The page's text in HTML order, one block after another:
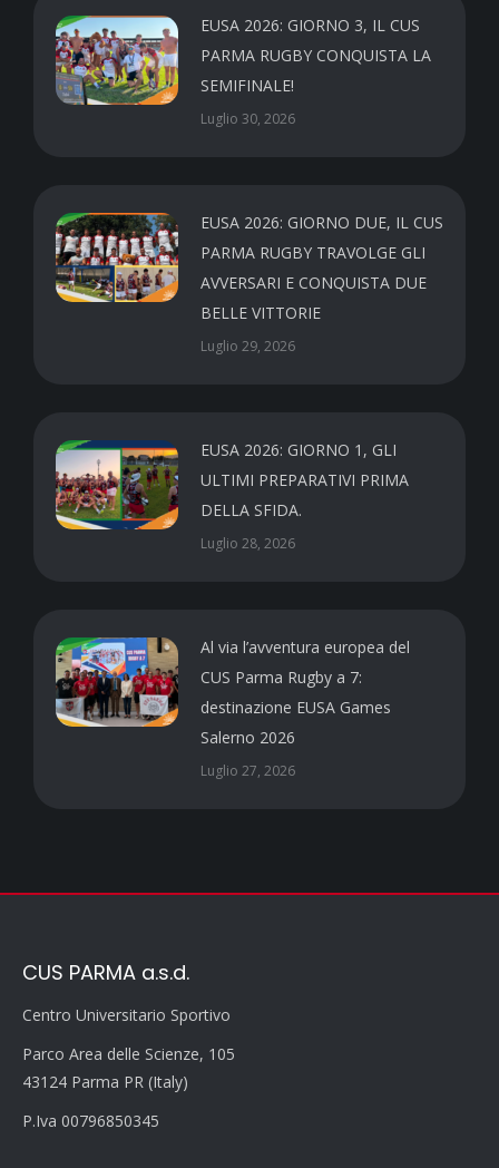
EUSA 2026: GIORNO 3, IL CUS
PARMA RUGBY CONQUISTA LA
SEMIFINALE!
Luglio 30, 2026
EUSA 2026: GIORNO DUE, IL CUS
PARMA RUGBY TRAVOLGE GLI
AVVERSARI E CONQUISTA DUE
BELLE VITTORIE
Luglio 29, 2026
EUSA 2026: GIORNO 1, GLI
ULTIMI PREPARATIVI PRIMA
DELLA SFIDA.
Luglio 28, 2026
Al via l’avventura europea del
CUS Parma Rugby a 7:
destinazione EUSA Games
Salerno 2026
Luglio 27, 2026
CUS PARMA a.s.d.
Centro Universitario Sportivo
Parco Area delle Scienze, 105
43124 Parma PR (Italy)
P.Iva 00796850345